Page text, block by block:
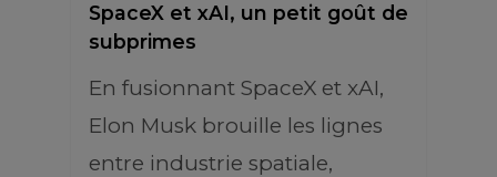
SpaceX et xAI, un petit goût de
subprimes
En fusionnant SpaceX et xAI,
Elon Musk brouille les lignes
entre industrie spatiale,